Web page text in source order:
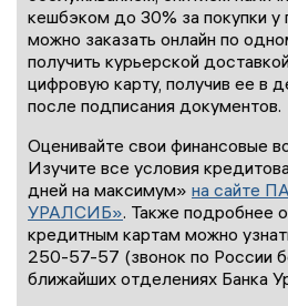
кешбэком до 30% за покупки у
можно заказать онлайн по
получить курьерской
цифровую карту, получив ее в
после подписания документов.
Оценивайте свои финансовые
Изучите все условия
дней на максимум» на сайте
УРАЛСИБ». Также подробнее
кредитным картам можно
250-57-57 (звонок по России
ближайших отделениях Банка